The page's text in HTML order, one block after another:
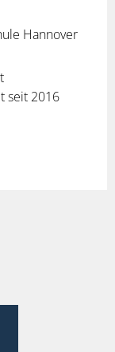
Hannover
seit 2016